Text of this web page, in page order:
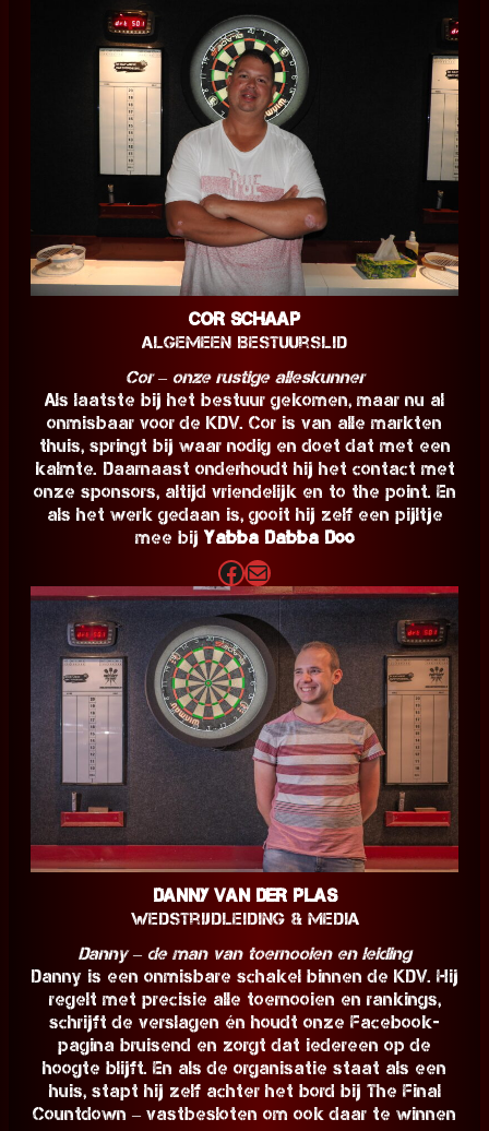
Cor Schaap
Algemeen Bestuurslid
Cor – onze rustige alleskunner
Als laatste bij het bestuur gekomen, maar nu al
onmisbaar voor de KDV. Cor is van alle markten
thuis, springt bij waar nodig en doet dat met een
kalmte. Daarnaast onderhoudt hij het contact met
onze sponsors, altijd vriendelijk en to the point. En
als het werk gedaan is, gooit hij zelf een pijltje
mee bij Yabba Dabba Doo
Facebook E-mail
Danny van der Plas
Wedstrijdleiding & Media
Danny – de man van toernooien en leiding
Danny is een onmisbare schakel binnen de KDV. Hij
regelt met precisie alle toernooien en rankings,
schrijft de verslagen én houdt onze Facebook-
pagina bruisend en zorgt dat iedereen op de
hoogte blijft. En als de organisatie staat als een
huis, stapt hij zelf achter het bord bij The Final
Countdown – vastbesloten om ook daar te winnen